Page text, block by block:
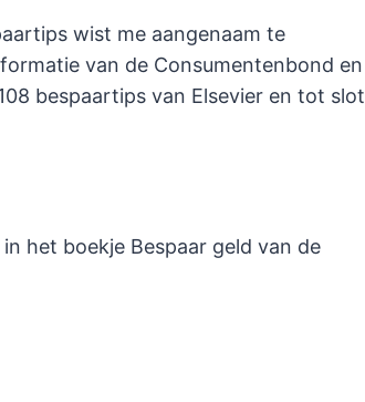
wist me aangenaam te
van de Consumentenbond en
bespaartips van Elsevier en tot slot
het boekje Bespaar geld van de